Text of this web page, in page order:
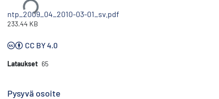
ntp_2009_04_2010-03-01_sv.pdf
233.44 KB
CC BY 4.0
Lataukset 65
Pysyvä osoite